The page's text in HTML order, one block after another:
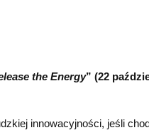
the Energy” (22
innowacyjności, jeśli